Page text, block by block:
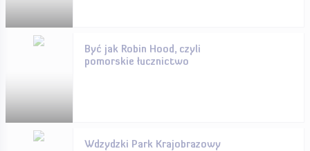
Być jak Robin Hood, czyli
pomorskie łucznictwo
Wdzydzki Park Krajobrazowy